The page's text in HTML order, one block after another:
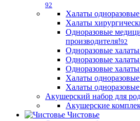
92
Халаты
Халаты
Одноразовые
производителя!92
Одноразовые
Одноразовые
Одноразовые
Халаты
Халаты
Акушерский набор для
Акушерские
Чистовье